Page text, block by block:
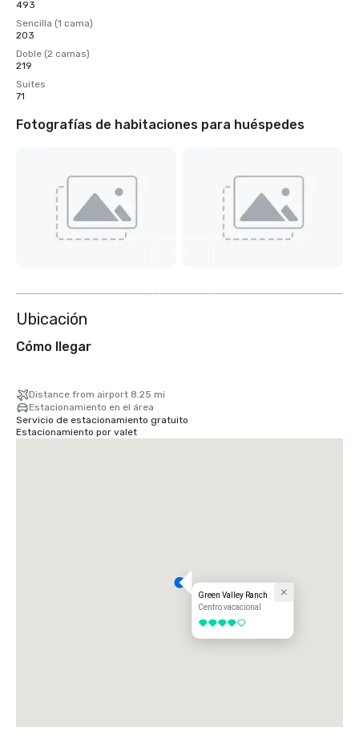
493
Sencilla (1 cama)
203
Doble (2 camas)
219
Suites
71
Fotografías de habitaciones para huéspedes
Ubicación
Cómo llegar
Distance from airport 8.25 mi
Estacionamiento en el área
Servicio de estacionamiento gratuito
Estacionamiento por valet
Green Valley Ranch
Centro vacacional
4 de 5